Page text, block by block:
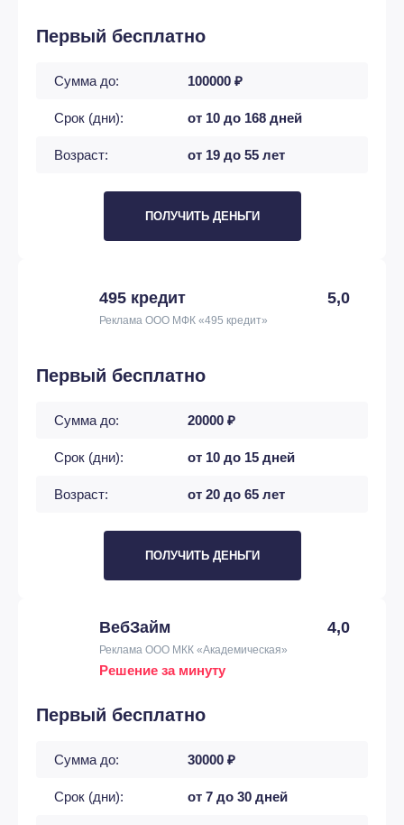
Первый бесплатно
Сумма до: 100000 ₽
Срок (дни): от 10 до 168 дней
Возраст: от 19 до 55 лет
ПОЛУЧИТЬ ДЕНЬГИ
495 кредит 5,0
Реклама ООО МФК «495 кредит»
Первый бесплатно
Сумма до: 20000 ₽
Срок (дни): от 10 до 15 дней
Возраст: от 20 до 65 лет
ПОЛУЧИТЬ ДЕНЬГИ
ВебЗайм 4,0
Реклама ООО МКК «Академическая»
Решение за минуту
Первый бесплатно
Сумма до: 30000 ₽
Срок (дни): от 7 до 30 дней